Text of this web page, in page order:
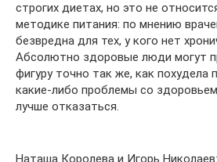
строгих диетах, но это не
методике питания: по мнению
безвредна для тех, у кого нет
Абсолютно здоровые люди могут
фигуру точно так же, как похудела
какие-либо проблемы со
лучше отказаться.
Наташа Королева и Игорь